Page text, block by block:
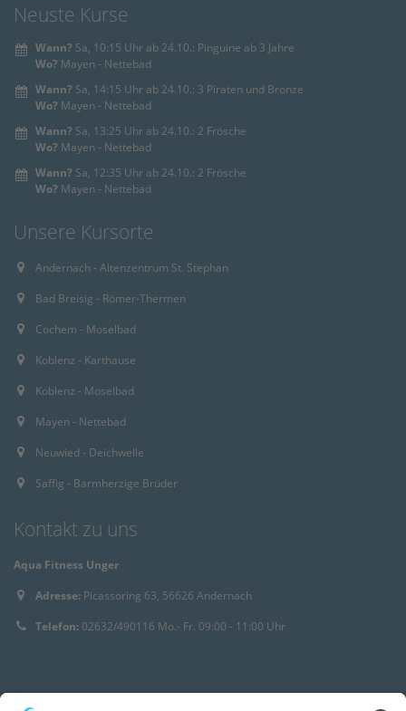
Neuste Kurse
Wann? Sa, 10:15 Uhr ab 24.10.: Pinguine ab 3 Jahre
Wo? Mayen - Nettebad
Wann? Sa, 14:15 Uhr ab 24.10.: 3 Piraten und Bronze
Wo? Mayen - Nettebad
Wann? Sa, 13:25 Uhr ab 24.10.: 2 Frösche
Wo? Mayen - Nettebad
Wann? Sa, 12:35 Uhr ab 24.10.: 2 Frösche
Wo? Mayen - Nettebad
Unsere Kursorte
Andernach - Altenzentrum St. Stephan
Bad Breisig - Römer-Thermen
Cochem - Moselbad
Koblenz - Karthause
Koblenz - Moselbad
Mayen - Nettebad
Neuwied - Deichwelle
Saffig - Barmherzige Brüder
Kontakt zu uns
Aqua Fitness Unger
Adresse: Picassoring 63, 56626 Andernach
Telefon: 02632/490116 Mo.- Fr. 09:00 - 11:00 Uhr